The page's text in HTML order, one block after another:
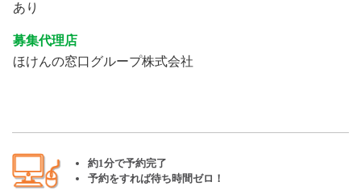
あり
募集代理店
ほけんの窓口グループ株式会社
約1分で予約完了
予約をすれば待ち時間ゼロ！